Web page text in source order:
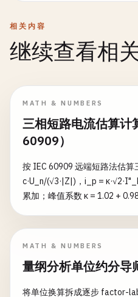
相关内容
继续查看相
MATH & NUMBERS
三相短路电流估算计
60909）
按 IEC 60909 远端短路法估
c·U_n/(√3·|Z|)，i_p =
累加；峰值系数 κ = 1.02 +
MATH & NUMBERS
量纲分析单位约分导
将单位换算拆成逐步 factor-